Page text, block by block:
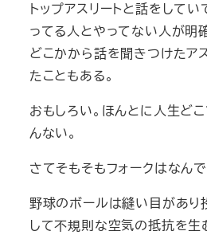
トップアスリートと話をして
ってる人とやってない人が明
どこかから話を聞きつけたア
たこともある。
おもしろい。ほんとに人生ど
んない。
さてそもそもフォークはなん
野球のボールは縫い目があり
して不規則な空気の抵抗を生